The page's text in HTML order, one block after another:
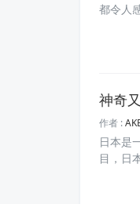
都令人
神奇
作者 :
日本是
目，日